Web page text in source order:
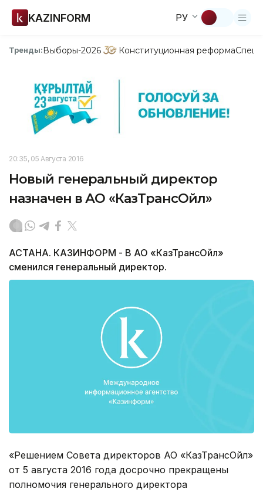
KAZINFORM РУ
Тренды:Выборы-2026 Конституционная реформа
20:35, 05 Августа 2016
Новый генеральный директор
назначен в АО «КазТрансОйл»
АСТАНА. КАЗИНФОРМ - В АО «КазТрансОйл»
сменился генеральный директор.
«Решением Совета директоров АО «КазТрансОйл»
от 5 августа 2016 года досрочно прекращены
полномочия генерального директора